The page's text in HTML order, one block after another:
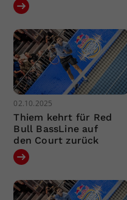
02.10.2025
Thiem kehrt für Red
Bull BassLine auf
den Court zurück